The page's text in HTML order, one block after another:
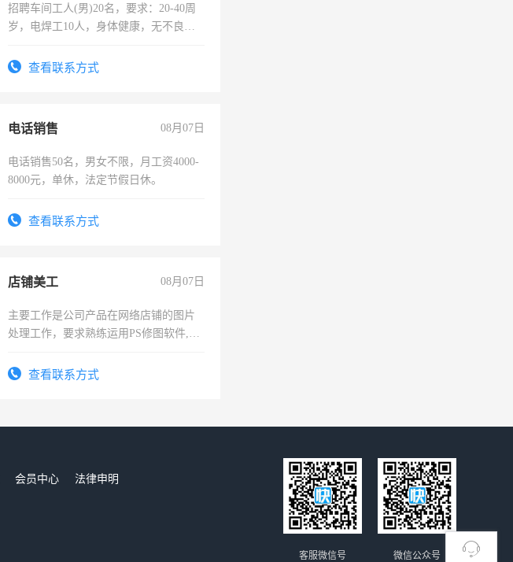
招聘车间工人(男)20名，要求：20-40周
岁，电焊工10人，身体健康，无不良嗜
宿，免费发放劳保用品，两班倒，每月
查看联系方式
电话销售 08月07日
电话销售50名，男女不限，月工资4000-
8000元，单休，法定节假日休。
查看联系方式
店铺美工 08月07日
主要工作是公司产品在网络店铺的图片
处理工作，要求熟练运用PS修图软件,工
查看联系方式
会员中心
法律申明
微信公众号
客服微信号